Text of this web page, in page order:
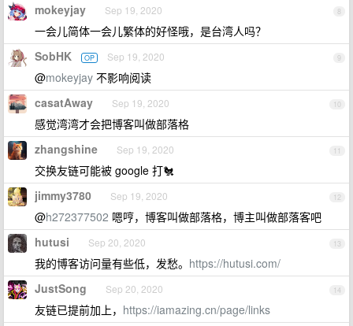
8
mokeyjay Sep 19, 2020
一会儿简体一会儿繁体的好怪哦，是台湾人吗？
9
SobHK OP Sep 19, 2020
@mokeyjay 不影响阅读
10
casatAway Sep 19, 2020
感觉湾湾才会把博客叫做部落格
11
zhangshine Sep 19, 2020
交换友链可能被 google 打🐔
12
jimmy3780 Sep 19, 2020
@h272377502 嗯哼，博客叫做部落格，博主叫做部落客吧
13
hutusi Sep 20, 2020
我的博客访问量有些低，发愁。 https://hutusi.com/
14
JustSong Sep 20, 2020
友链已提前加上， https://iamazing.cn/page/links